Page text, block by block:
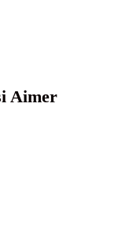
Aimer